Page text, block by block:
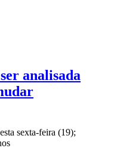
analisada
sexta-feira (19);